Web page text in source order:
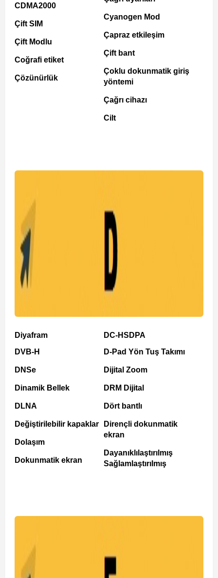
CDMA2000
Çift SIM
Çift Modlu
Coğrafi etiket
Çözünürlük
Cyanogen Mod
Çapraz etkileşim
Çift bant
Çoklu dokunmatik giriş
yöntemi
Çağrı cihazı
Cilt
Diyafram
DVB-H
DNSe
Dinamik Bellek
DLNA
Değiştirilebilir kapaklar
Dolaşım
Dokunmatik ekran
DC-HSDPA
D-Pad Yön Tuş Takımı
Dijital Zoom
DRM Dijital
Dört bantlı
Dirençli dokunmatik
ekran
Dayanıklılaştırılmış
Sağlamlaştırılmış